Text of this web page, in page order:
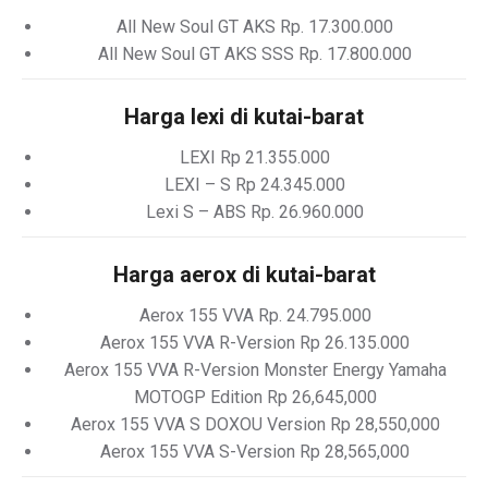
All New Soul GT AKS Rp. 17.300.000
All New Soul GT AKS SSS Rp. 17.800.000
Harga lexi di kutai-barat
LEXI Rp 21.355.000
LEXI – S Rp 24.345.000
Lexi S – ABS Rp. 26.960.000
Harga aerox di kutai-barat
Aerox 155 VVA Rp. 24.795.000
Aerox 155 VVA R-Version Rp 26.135.000
Aerox 155 VVA R-Version Monster Energy Yamaha
MOTOGP Edition Rp 26,645,000
Aerox 155 VVA S DOXOU Version Rp 28,550,000
Aerox 155 VVA S-Version Rp 28,565,000